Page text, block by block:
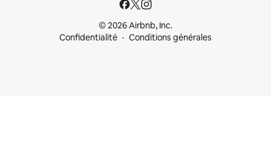
© 2026 Airbnb, Inc.
Confidentialité
Conditions générales